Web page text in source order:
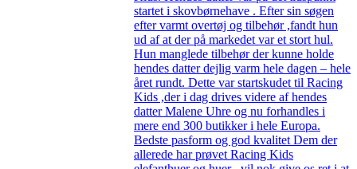
startet i skovbørnehave . Efter sin søgen
efter varmt overtøj og tilbehør ,fandt hun
ud af at der på markedet var et stort hul.
Hun manglede tilbehør der kunne holde
hendes datter dejlig varm hele dagen – hele
året rundt. Dette var startskudet til Racing
Kids ,der i dag drives videre af hendes
datter Malene Uhre og nu forhandles i
mere end 300 butikker i hele Europa.
Bedste pasform og god kvalitet Dem der
allerede har prøvet Racing Kids